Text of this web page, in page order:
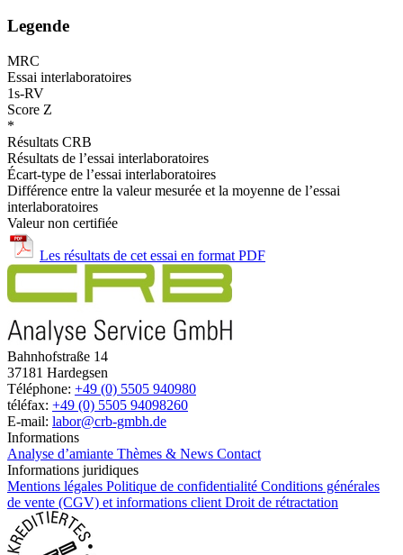
Legende
MRC
Essai interlaboratoires
1s-RV
Score Z
*
Résultats CRB
Résultats de l’essai interlaboratoires
Écart-type de l’essai interlaboratoires
Différence entre la valeur mesurée et la moyenne de l’essai
interlaboratoires
Valeur non certifiée
Les résultats de cet essai en format PDF
Bahnhofstraße 14
37181 Hardegsen
Téléphone: +49 (0) 5505 940980
téléfax: +49 (0) 5505 94098260
E-mail: labor@crb-gmbh.de
Informations
Analyse d’amiante Thèmes & News Contact
Informations juridiques
Mentions légales Politique de confidentialité Conditions générales
de vente (CGV) et informations client Droit de rétractation